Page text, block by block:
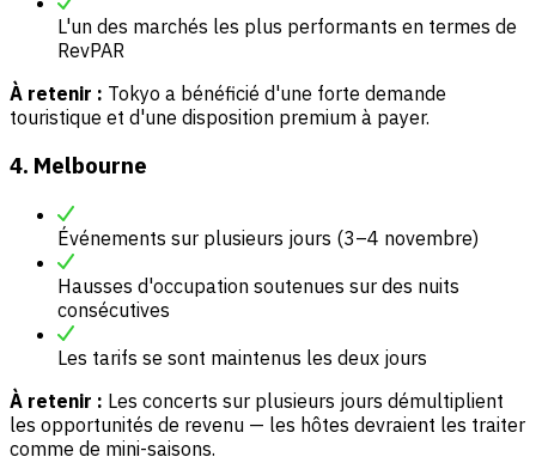
L'un des marchés les plus performants en termes de
RevPAR
À retenir : Tokyo a bénéficié d'une forte demande
touristique et d'une disposition premium à payer.
4. Melbourne
Événements sur plusieurs jours (3–4 novembre)
Hausses d'occupation soutenues sur des nuits
consécutives
Les tarifs se sont maintenus les deux jours
À retenir : Les concerts sur plusieurs jours démultiplient
les opportunités de revenu — les hôtes devraient les traiter
comme de mini-saisons.